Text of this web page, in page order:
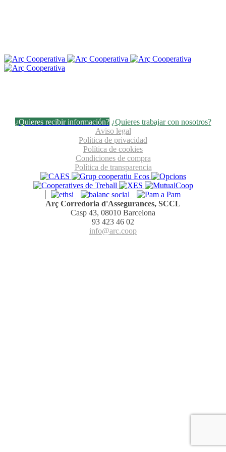
¿Quieres recibir información? ¿Quieres trabajar con nosotros?
Aviso legal
Política de privacidad
Política de cookies
Condiciones de compra
Política de transparencia
Arç Corredoria d'Assegurances, SCCL
Casp 43, 08010 Barcelona
93 423 46 02
info@arc.coop